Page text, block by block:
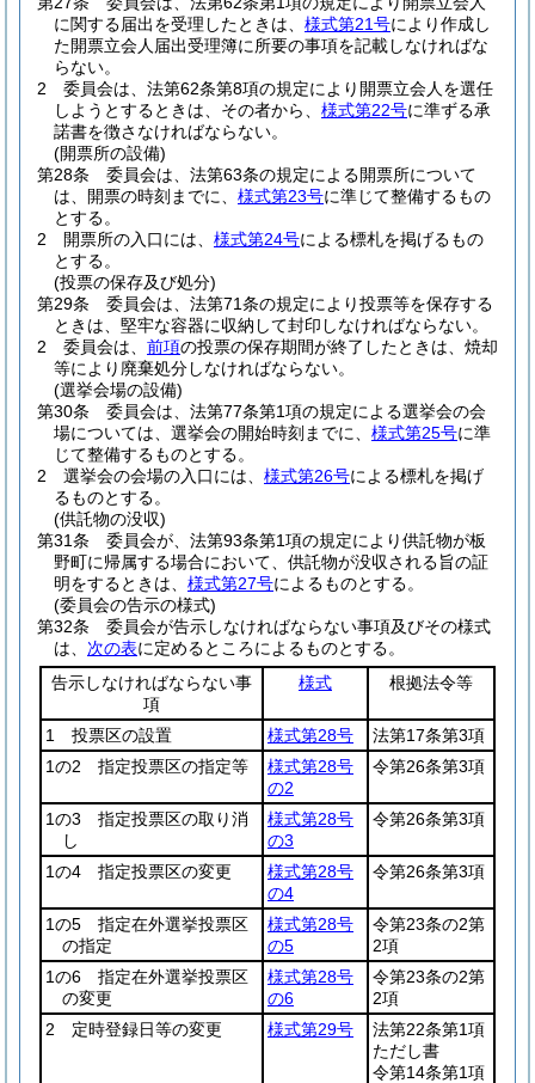
に関する届出を受理したときは、 様式第21号により作成し
た開票立会人届出受理簿に所要の事項を記載しなければな
らない。
2
委員会は、法第62条第8項の規定により開票立会人を選任
しようとするときは、その者から、 様式第22号に準ずる承
諾書を徴さなければならない。
(開票所の設備)
第28条
委員会は、法第63条の規定による開票所について
は、開票の時刻までに、 様式第23号に準じて整備するもの
とする。
2
開票所の入口には、 様式第24号による標札を掲げるもの
とする。
(投票の保存及び処分)
第29条
委員会は、法第71条の規定により投票等を保存する
ときは、堅牢な容器に収納して封印しなければならない。
2
委員会は、 前項の投票の保存期間が終了したときは、焼却
等により廃棄処分しなければならない。
(選挙会場の設備)
第30条
委員会は、法第77条第1項の規定による選挙会の会
場については、選挙会の開始時刻までに、 様式第25号に準
じて整備するものとする。
2
選挙会の会場の入口には、 様式第26号による標札を掲げ
るものとする。
(供託物の没収)
第31条
委員会が、法第93条第1項の規定により供託物が板
野町に帰属する場合において、供託物が没収される旨の証
明をするときは、 様式第27号によるものとする。
(委員会の告示の様式)
第32条
委員会が告示しなければならない事項及びその様式
は、 次の表に定めるところによるものとする。
告示しなければならない事
項
様式 根拠法令等
1 投票区の設置 様式第28号
法第17条第3項
1の2 指定投票区の指定等
様式第28号
の2
令第26条第3項
1の3 指定投票区の取り消
し
様式第28号
の3
令第26条第3項
1の4 指定投票区の変更
様式第28号
の4
令第26条第3項
1の5 指定在外選挙投票区
の指定
様式第28号
の5
令第23条の2第
2項
1の6 指定在外選挙投票区
の変更
様式第28号
の6
令第23条の2第
2項
2 定時登録日等の変更
様式第29号
法第22条第1項
ただし書
令第14条第1項